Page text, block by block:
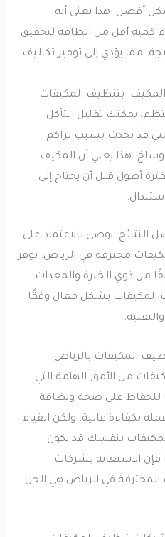
هذا يعني أنه
أقل من الطاقة لتحقيق
يؤدي إلى توفير تكاليف
بتنظيف المكيفات
تقليل التآكل
قد تحدث بسبب تراكم
هذا يعني أن المكيف
قبل أن يحتاج إلى
يوصى بالاعتماد على
محترفة في الرياض. توفر
ذوي الخبرة والمعدات
بشكل فعال وفقًا
بالرياض
من الأمور الهامة التي
على صحة ونظافة
عالية. ولكن القيام
بنفسك قد يكون
الاستعانة بشركات
في الرياض هي الحل